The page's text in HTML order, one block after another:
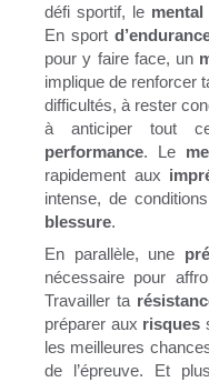
défi sportif, le mental
En sport
pour y faire face, un
implique de renforcer
difficultés, à rester
à anticiper tout
performance. Le
rapidement aux
intense, de
blessure.
En parallèle, une
nécessaire pour
Travailler ta
préparer aux risques
les meilleures
de l’épreuve. Et